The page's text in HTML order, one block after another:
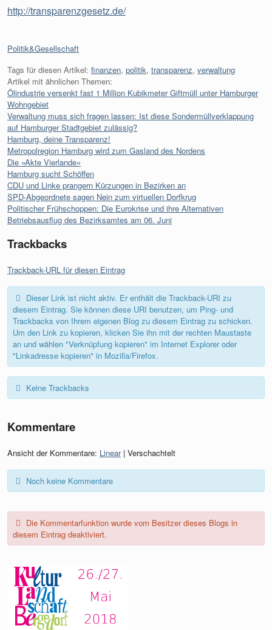
http://transparenzgesetz.de/
Kategorien:
Politik&Gesellschaft
Tags für diesen Artikel: finanzen, politik, transparenz, verwaltung
Artikel mit ähnlichen Themen:
Ölindustrie versenkt fast 1 Million Kubikmeter Giftmüll unter Hamburger
Wohngebiet
Verwaltung muss sich fragen lassen: Ist diese Sondermüllverklappung
auf Hamburger Stadtgebiet zulässig?
Hamburg, deine Transparenz!
Metropolregion Hamburg wird zum Gasland des Nordens
Die »Akte Vierlande«
Hamburg sucht Schöffen
CDU und Linke prangern Kürzungen in Bezirken an
SPD-Abgeordnete sagen Nein zum virtuellen Dorfkrug
Politischer Frühschoppen: Die Eurokrise und ihre Alternativen
Betriebsausflug des Bezirksamtes am 06. Juni
Trackbacks
Trackback-URL für diesen Eintrag
Dieser Link ist nicht aktiv. Er enthält die Trackback-URI zu
diesem Eintrag. Sie können diese URI benutzen, um Ping- und
Trackbacks von Ihrem eigenen Blog zu diesem Eintrag zu schicken.
Um den Link zu kopieren, klicken Sie ihn mit der rechten Maustaste
an und wählen "Verknüpfung kopieren" im Internet Explorer oder
"Linkadresse kopieren" in Mozilla/Firefox.
Keine Trackbacks
Kommentare
Ansicht der Kommentare: Linear| Verschachtelt
Noch keine Kommentare
Die Kommentarfunktion wurde vom Besitzer dieses Blogs in
diesem Eintrag deaktiviert.